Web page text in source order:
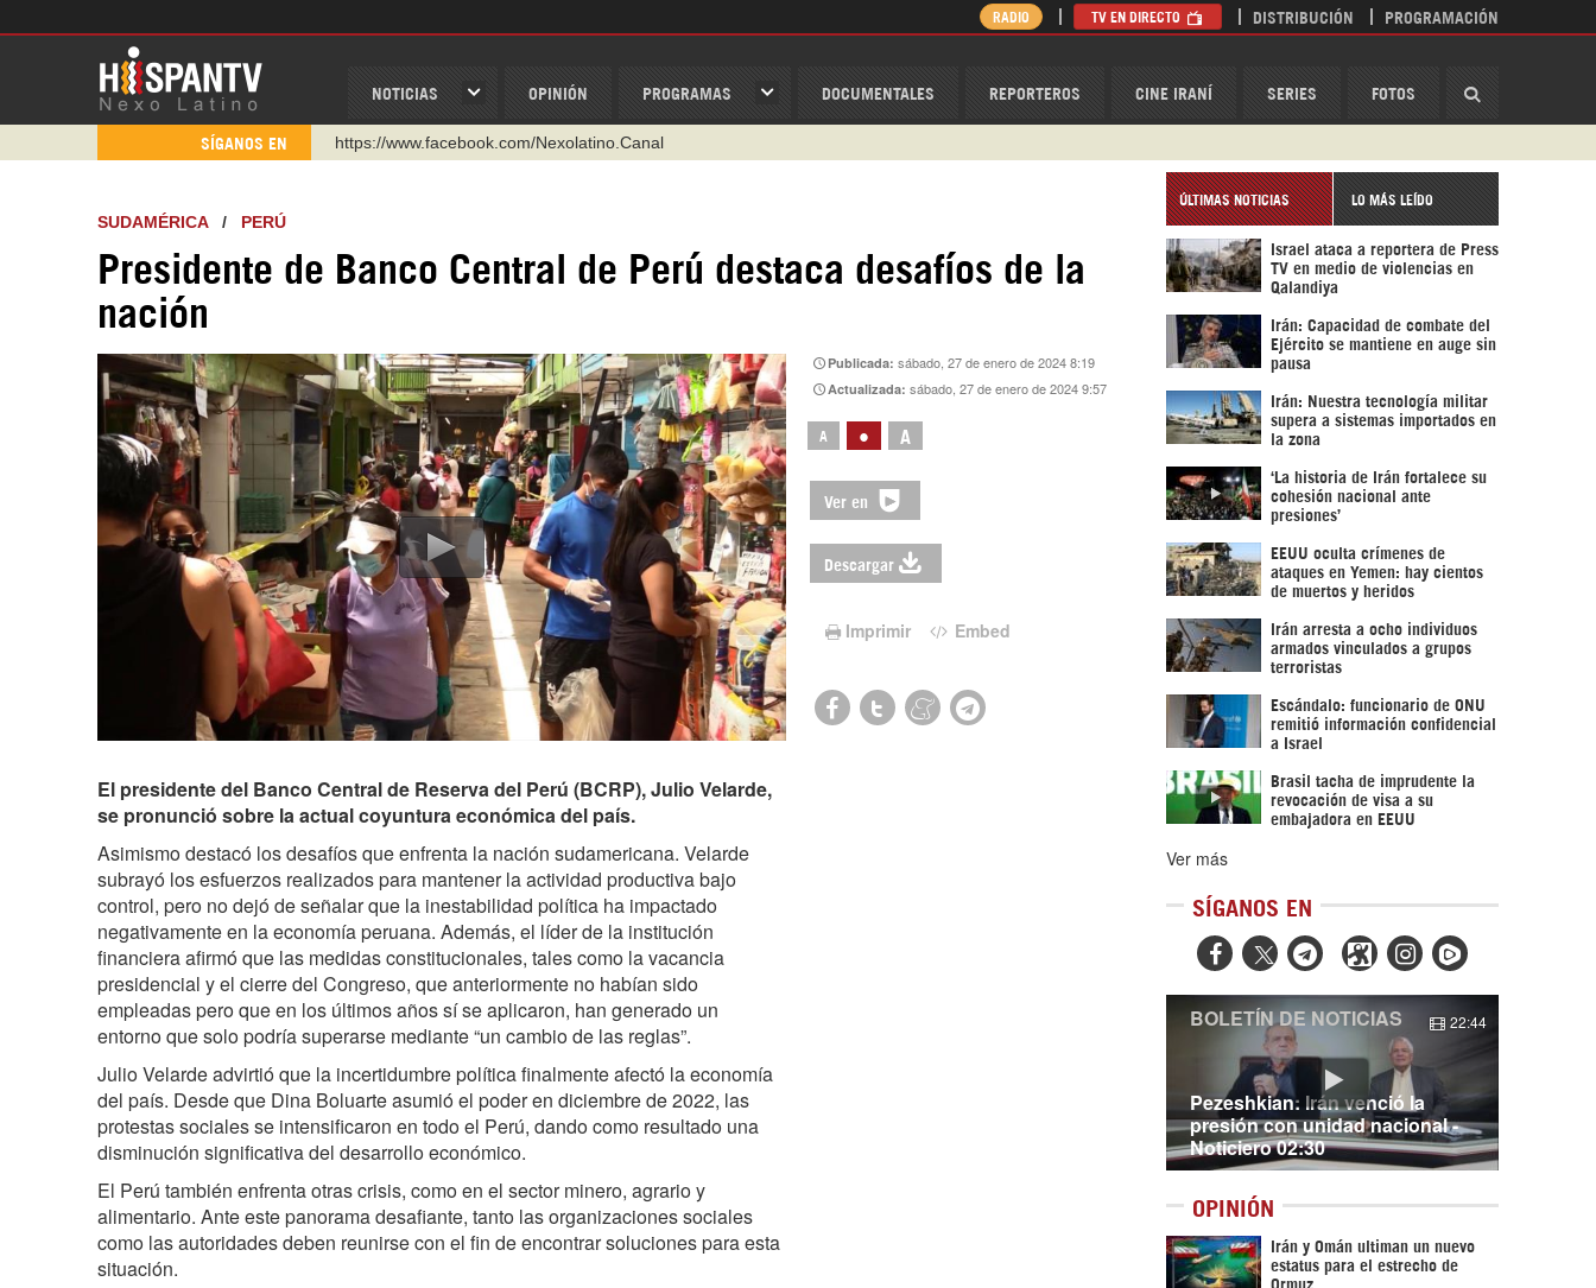
NOTICIAS OPINIÓN PROGRAMAS DOCUMENTALES REPORTEROS CINE IRANÍ SERIES FOTOS
RADIO TV EN DIRECTO DISTRIBUCIÓN PROGRAMACIÓN
SÍGANOS EN
https://www.facebook.com/Nexolatino.Canal
https://urmedium.com/c/hispantv
Instagram como: hispan_tv
SUDAMÉRICA/ PERÚ
Presidente de Banco Central de Perú destaca desafíos de la
nación
Publicada:sábado, 27 de enero de 2024 8:19
Actualizada:sábado, 27 de enero de 2024 9:57
A • A
Ver en
Descargar
Imprimir Embed
El presidente del Banco Central de Reserva del Perú (BCRP), Julio Velarde,
se pronunció sobre la actual coyuntura económica del país.
Asimismo destacó los desafíos que enfrenta la nación sudamericana. Velarde
subrayó los esfuerzos realizados para mantener la actividad productiva bajo
control, pero no dejó de señalar que la inestabilidad política ha impactado
negativamente en la economía peruana. Además, el líder de la institución
financiera afirmó que las medidas constitucionales, tales como la vacancia
presidencial y el cierre del Congreso, que anteriormente no habían sido
empleadas pero que en los últimos años sí se aplicaron, han generado un
entorno que solo podría superarse mediante “un cambio de las reglas”.
Julio Velarde advirtió que la incertidumbre política finalmente afectó la economía
del país. Desde que Dina Boluarte asumió el poder en diciembre de 2022, las
protestas sociales se intensificaron en todo el Perú, dando como resultado una
disminución significativa del desarrollo económico.
El Perú también enfrenta otras crisis, como en el sector minero, agrario y
alimentario. Ante este panorama desafiante, tanto las organizaciones sociales
como las autoridades deben reunirse con el fin de encontrar soluciones para esta
situación.
ÚLTIMAS NOTICIAS LO MÁS LEÍDO
Israel ataca a reportera de Press
TV en medio de violencias en
Qalandiya
Irán: Capacidad de combate del
Ejército se mantiene en auge sin
pausa
Irán: Nuestra tecnología militar
supera a sistemas importados en
la zona
‘La historia de Irán fortalece su
cohesión nacional ante
presiones’
EEUU oculta crímenes de
ataques en Yemen: hay cientos
de muertos y heridos
Irán arresta a ocho individuos
armados vinculados a grupos
terroristas
Escándalo: funcionario de ONU
remitió información confidencial
a Israel
Brasil tacha de imprudente la
revocación de visa a su
embajadora en EEUU
Ver más
SÍGANOS EN
  
Pezeshkian: Irán venció la
presión con unidad nacional -
Noticiero 02:30
BOLETÍN DE NOTICIAS 22:44
OPINIÓN
Irán y Omán ultiman un nuevo
estatus para el estrecho de
Ormuz